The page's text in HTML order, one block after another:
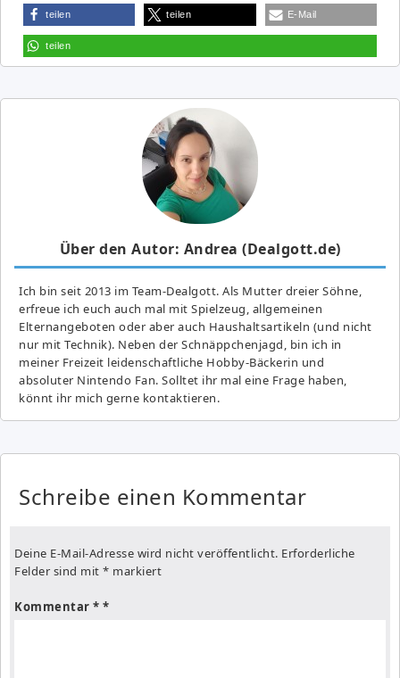
teilen teilen E-Mail
teilen
Über den Autor: Andrea (Dealgott.de)
Ich bin seit 2013 im Team-Dealgott. Als Mutter dreier Söhne,
erfreue ich euch auch mal mit Spielzeug, allgemeinen
Elternangeboten oder aber auch Haushaltsartikeln (und nicht
nur mit Technik). Neben der Schnäppchenjagd, bin ich in
meiner Freizeit leidenschaftliche Hobby-Bäckerin und
absoluter Nintendo Fan. Solltet ihr mal eine Frage haben,
könnt ihr mich gerne kontaktieren.
Schreibe einen Kommentar
Deine E-Mail-Adresse wird nicht veröffentlicht. Erforderliche
Felder sind mit * markiert
Kommentar *